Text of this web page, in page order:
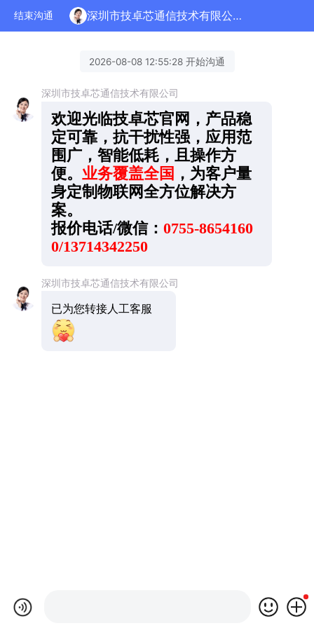
结束沟通 深圳市技卓芯通信技术有限公司正在为您服务
2026-08-08 12:55:28 开始沟通
深圳市技卓芯通信技术有限公司
欢迎光临技卓芯官网，产品稳
定可靠，抗干扰性强，应用范
围广，智能低耗，且操作方
便。 业务覆盖全国 ，为客户量
身定制物联网全方位解决方
案。
报价电话/微信： 0755-8654160
0/13714342250
深圳市技卓芯通信技术有限公司
已为您转接人工客服